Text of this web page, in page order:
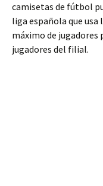
camisetas de fútbol
liga española que usa
máximo de
jugadores del filial.